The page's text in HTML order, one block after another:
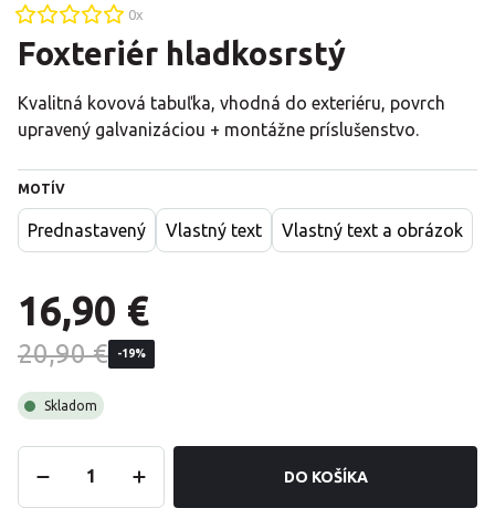
0x
Foxteriér hladkosrstý
Kvalitná kovová tabuľka, vhodná do exteriéru, povrch
upravený galvanizáciou + montážne príslušenstvo.
MOTÍV
Prednastavený Vlastný text Vlastný text a obrázok
16,90 €
20,90 € -19%
Skladom
DO KOŠÍKA